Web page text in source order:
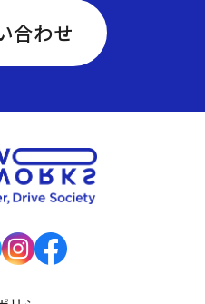
合わせ